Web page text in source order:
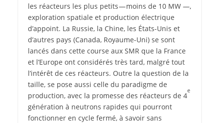
les réacteurs les plus petits — moins de 10 MW —,
exploration spatiale et production électrique
d’appoint. La Russie, la Chine, les États-Unis et
d’autres pays (Canada, Royaume-Uni) se sont
lancés dans cette course aux SMR que la France
et l’Europe ont considérés très tard, malgré tout
l’intérêt de ces réacteurs. Outre la question de la
taille, se pose aussi celle du paradigme de
production, avec la promesse des réacteurs de 4
e
génération à neutrons rapides qui pourront
fonctionner en cycle fermé, à savoir sans